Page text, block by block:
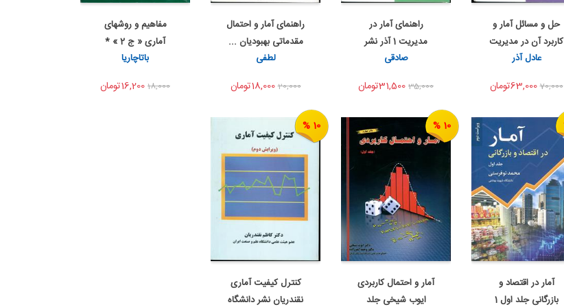
اضافه به سبد خرید
اشتراک گذاری
حل و مسائل آمار و
کاربرد آن در مدیریت
جل...
عادل آذر
70,00063,000تومان
اضافه به سبد خرید
اشتراک گذاری
راهنمای آمار در
مدیریت 1 آذر نشر
دانش پ...
صادقی
35,000
اضافه به سبد خرید
اشتراک گذاری
راهنمای آمار و احتمال
مقدماتی بهبودیان ...
لطفی
20,00018,000تومان
اضافه به سبد خرید
اشتراک گذاری
مفاهیم و روشهای
آماری « ج 2 » *
باتاچاریا
18,000
به من اطلاع بده
آمار در اقتصاد و
بازرگانی جلد اول 1
10 %
به من اطلاع بده
آمار و احتمال کاربردی
ایوب شیخی جلد
10 %
به من اطلاع بده
کنترل کیفیت آماری
نقندریان نشر دانشگاه